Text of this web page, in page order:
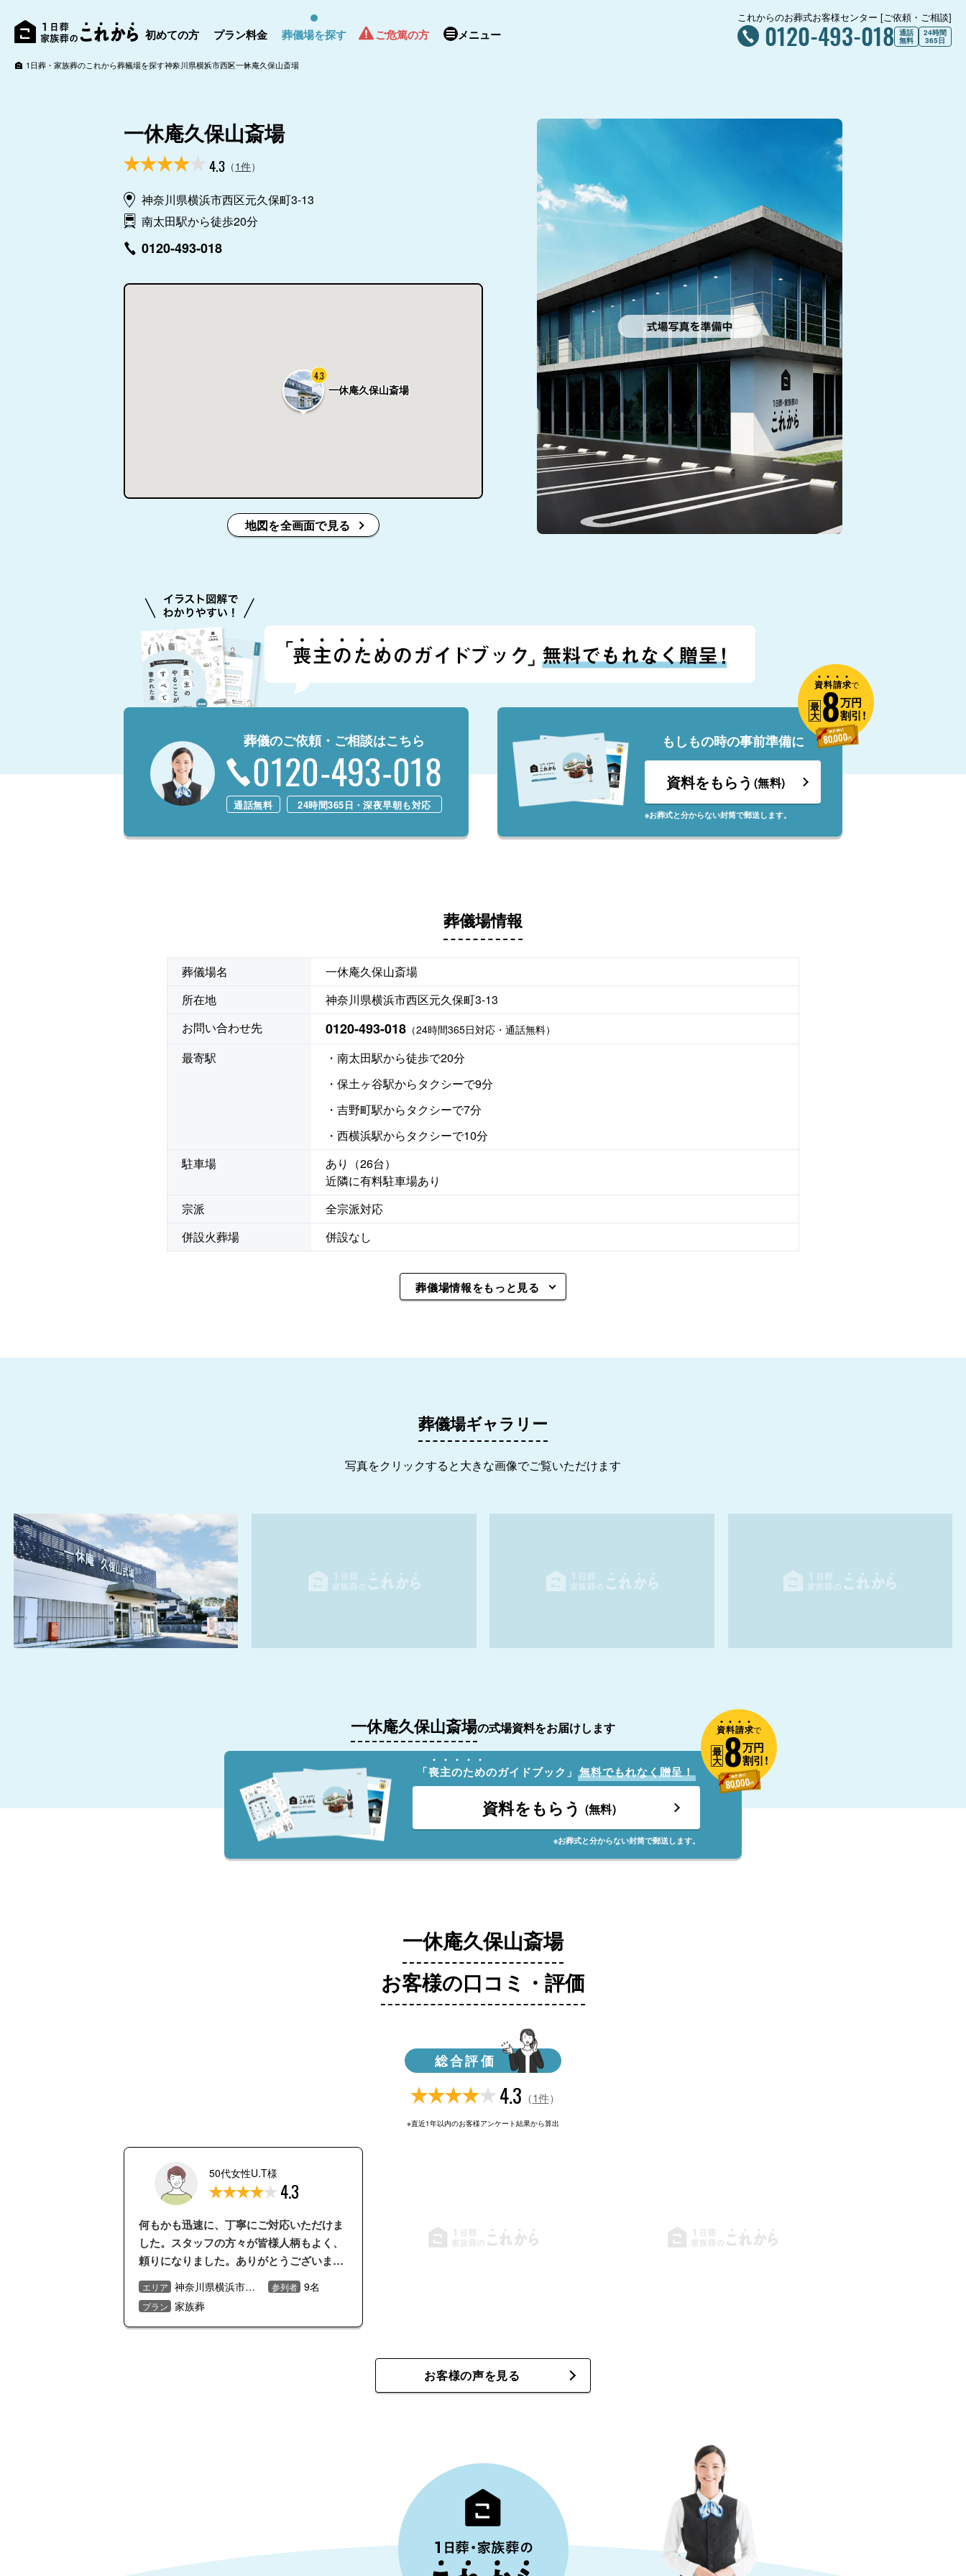
初めての方 プラン料金 葬儀場を探す ご危篤の方 メニュー
これからのお葬式お客様センター [ご依頼・ご相談]
0120-493-018 通話
無料
24時間
365日
1日葬・家族葬のこれから葬儀場を探す神奈川県横浜市西区一休庵久保山斎場
一休庵久保山斎場
4.3 （1件）
神奈川県横浜市西区元久保町3-13
南太田駅から徒歩20分
0120-493-018
一休庵久保山斎場
4.3
地図を全画面で見る
葬儀のご依頼・ご相談はこちら
0120-493-018
通話無料 24時間365日・深夜早朝も対応
もしもの時の事前準備に
資料をもらう (無料)
※お葬式と分からない封筒で郵送します。
資料請求で
最
大8万円
割引!
葬儀場情報
葬儀場名
一休庵久保山斎場
所在地
神奈川県横浜市西区元久保町3-13
お問い合わせ先
0120-493-018 （24時間365日対応・通話無料）
最寄駅
・南太田駅から徒歩で20分
・保土ヶ谷駅からタクシーで9分
・吉野町駅からタクシーで7分
・西横浜駅からタクシーで10分
駐車場
あり（26台）
近隣に有料駐車場あり
宗派
全宗派対応
併設火葬場
併設なし
葬儀場情報をもっと見る
葬儀場ギャラリー
写真をクリックすると大きな画像でご覧いただけます
一休庵久保山斎場の式場資料をお届けします
「喪主のためのガイドブック」 無料でもれなく贈呈！
資料をもらう (無料)
※お葬式と分からない封筒で郵送します。
資料請求で
最
大8万円
割引!
一休庵久保山斎場
お客様の口コミ・評価
総合評価
4.3 （1件）
※直近1年以内のお客様アンケート結果から算出
50代女性U.T様
4.3
何もかも迅速に、丁寧にご対応いただけま
した。スタッフの方々が皆様人柄もよく、
頼りになりました。ありがとうございまし
た。
エリア 神奈川県横浜市西区 参列者 9名
プラン 家族葬
お客様の声を見る